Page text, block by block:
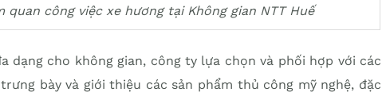
quan công việc xe hương tại Không gian NTT Huế
dạng cho không gian, công ty lựa chọn và phối hợp với các
bày và giới thiệu các sản phẩm thủ công mỹ nghệ, đặc